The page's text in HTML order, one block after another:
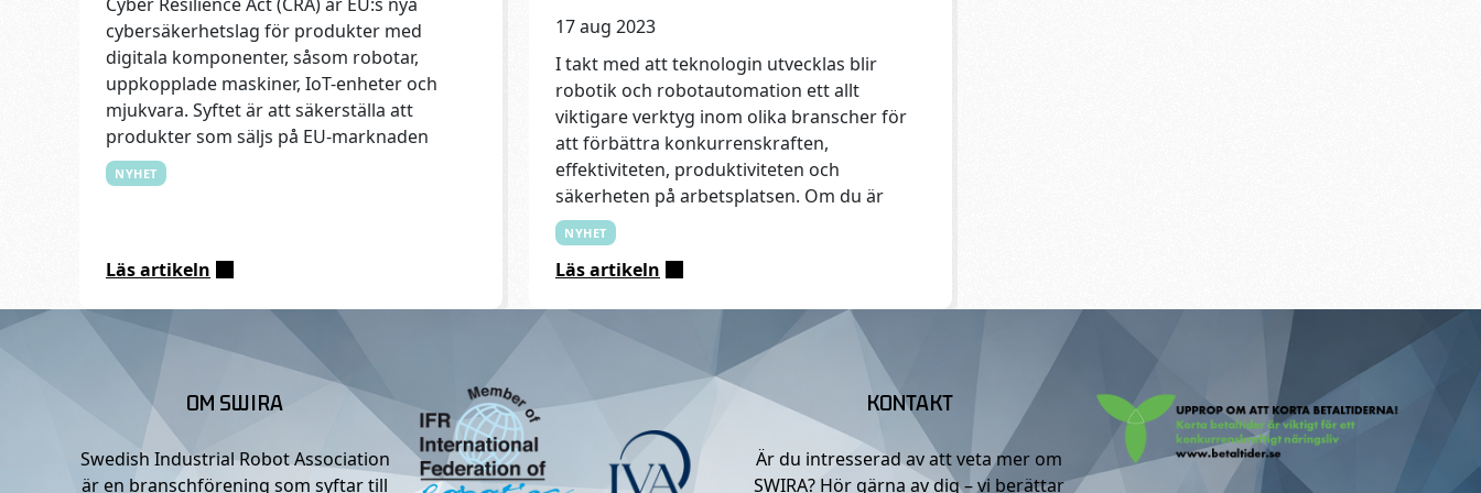
cybersäkerhetslag för produkter med
digitala komponenter, såsom robotar,
uppkopplade maskiner, IoT-enheter och
mjukvara. Syftet är att säkerställa att
produkter som säljs på EU-marknaden
NYHET
Läs artikeln
:
EU
Resilience
Act
17 aug 2023
I takt med att teknologin utvecklas blir
robotik och robotautomation ett allt
viktigare verktyg inom olika branscher för
att förbättra konkurrenskraften,
effektiviteten, produktiviteten och
säkerheten på arbetsplatsen. Om du är
NYHET
Läs artikeln
:
IFR
webbplats
go4robotics
OM SWIRA
Swedish Industrial Robot Association
är en branschförening som syftar till
KONTAKT
Är du intresserad av att veta mer om
SWIRA? Hör gärna av dig – vi berättar